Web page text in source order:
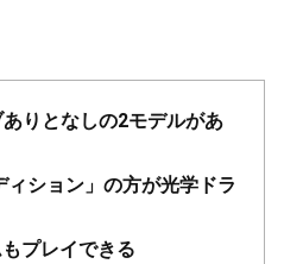
りとなしの2モデルがあ
ィション」の方が光学ドラ
プレイできる